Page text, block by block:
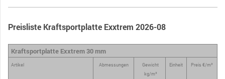
Preisliste Kraftsportplatte Exxtrem 2026-08
Kraftsportplatte Exxtrem 30 mm
Artikel Abmessungen
Gewicht
kg/m²
Einheit Preis €/m²